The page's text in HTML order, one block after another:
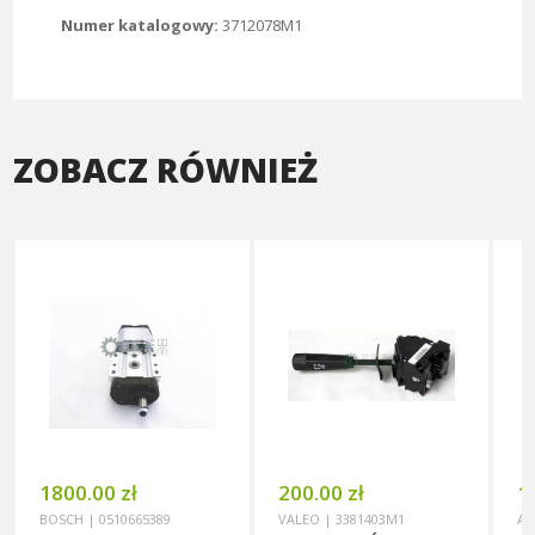
Numer katalogowy:3712078M1
ZOBACZ RÓWNIEŻ
1800.00 zł
BOSCH | 0510665389
200.00 zł
VALEO | 3381403M1